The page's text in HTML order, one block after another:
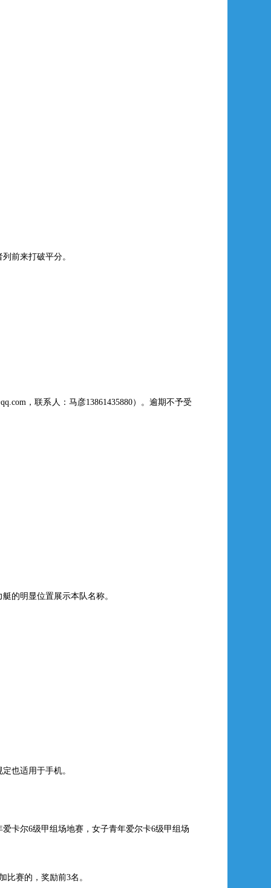
前来打破平分。
，联系人：马彦13861435880）。逾期不予受
的明显位置展示本队名称。
也适用于手机。
卡尔6级甲组场地赛，女子青年爱尔卡6级甲组场
比赛的，奖励前3名。